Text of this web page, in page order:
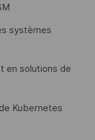
systèmes
en solutions de
Kubernetes